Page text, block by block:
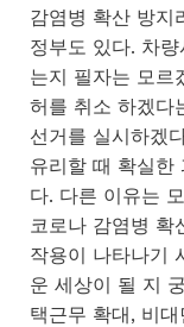
감염병 확산 방지
정부도 있다. 차
는지 필자는 모르
허를 취소 하겠다
선거를 실시하겠
유리할 때 확실한
다. 다른 이유는
코로나 감염병 확
작용이 나타나기
운 세상이 될 지
택근무 확대, 비